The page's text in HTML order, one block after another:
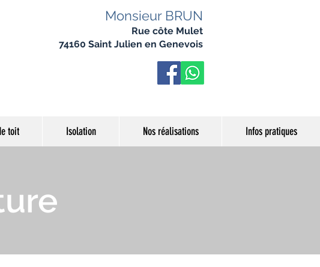
Monsieur BRUN
Rue côte Mulet
74160 Saint Julien en Genevois
toit Isolation Nos réalisations Infos pratiques